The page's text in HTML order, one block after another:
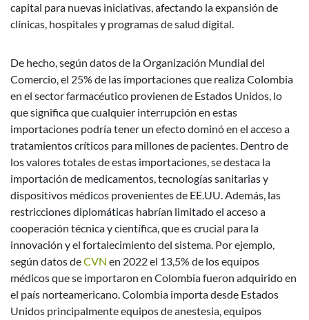
capital para nuevas iniciativas, afectando la expansión de
clínicas, hospitales y programas de salud digital.
De hecho, según datos de la Organización Mundial del
Comercio, el 25% de las importaciones que realiza Colombia
en el sector farmacéutico provienen de Estados Unidos, lo
que significa que cualquier interrupción en estas
importaciones podría tener un efecto dominó en el acceso a
tratamientos críticos para millones de pacientes. Dentro de
los valores totales de estas importaciones, se destaca la
importación de medicamentos, tecnologías sanitarias y
dispositivos médicos provenientes de EE.UU. Además, las
restricciones diplomáticas habrían limitado el acceso a
cooperación técnica y científica, que es crucial para la
innovación y el fortalecimiento del sistema. Por ejemplo,
según datos deCVN en 2022 el 13,5% de los equipos
médicos que se importaron en Colombia fueron adquirido en
el país norteamericano. Colombia importa desde Estados
Unidos principalmente equipos de anestesia, equipos